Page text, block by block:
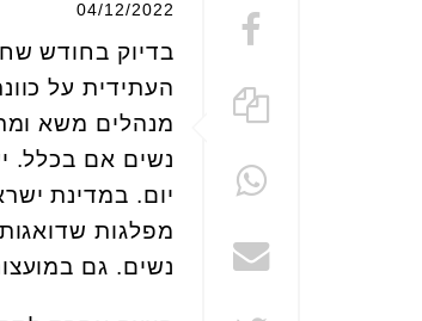
04/12/2022
בדיוק בחודש
העתידית על
מנהלים משא
נשים אם בכלל.
יום. במדינת
מפלגות
נשים. גם